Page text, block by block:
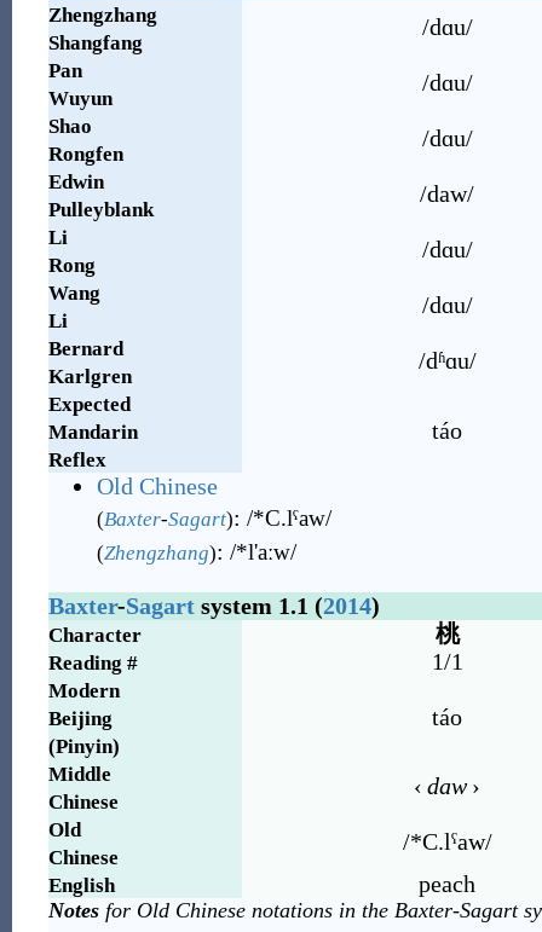
Zhengzhang
Shangfang
/dɑu/
Pan
Wuyun
/dɑu/
Shao
Rongfen
/dɑu/
Edwin
Pulleyblank
/daw/
Li
Rong
/dɑu/
Wang
Li
/dɑu/
Bernard
Karlgren
/dʱɑu/
Expected
Mandarin
Reflex
táo
Old Chinese
(Baxter-Sagart): /*C.lˤaw/
(Zhengzhang): /*l'aːw/
Baxter-Sagartsystem 1.1 (2014)
Character 桃
Reading # 1/1
Modern
Beijing
(Pinyin)
táo
Middle
Chinese
‹daw›
Old
Chinese
/*C.lˤaw/
English peach
Notesfor Old Chinese notations in the Baxter-Sagart